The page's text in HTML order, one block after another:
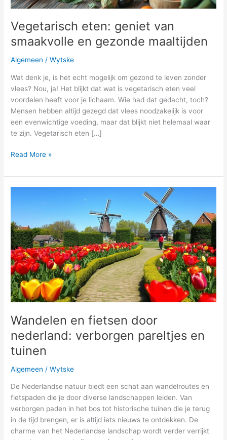
Vegetarisch eten: geniet van
smaakvolle en gezonde maaltijden
Algemeen /Wytske
Wat denk je, is het echt mogelijk om gezond te leven zonder
vlees? Nou, ja! Het blijkt dat wat is vegetarisch eten veel
voordelen heeft voor je lichaam. Wie had dat gedacht, toch?
Mensen hebben altijd gezegd dat vlees noodzakelijk is voor
een evenwichtige voeding, maar dat blijkt niet helemaal waar
te zijn. Vegetarisch eten […]
Vegetarisch
geniet
van
gezonde
maaltijden
Read More »
Wandelen en fietsen door
nederland: verborgen pareltjes en
tuinen
Algemeen /Wytske
De Nederlandse natuur biedt een schat aan wandelroutes en
fietspaden die je door diverse landschappen leiden. Van
verborgen paden in het bos tot historische tuinen die je terug
in de tijd brengen, er is altijd iets nieuws te ontdekken. De
charme van het Nederlandse landschap wordt verder verrijkt